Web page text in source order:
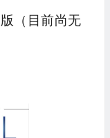
（目前尚无